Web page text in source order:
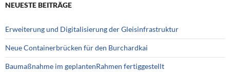
NEUESTE BEITRÄGE
Erweiterung und Digitalisierung der Gleisinfrastruktur
Neue Containerbrücken für den Burchardkai
Baumaßnahme im geplantenRahmen fertiggestellt